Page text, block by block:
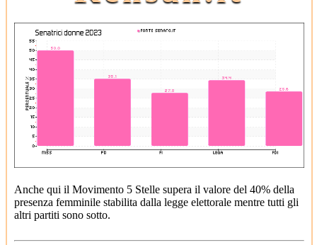
Anche qui il Movimento 5 Stelle supera il valore del 40% della
presenza femminile stabilita dalla legge elettorale mentre tutti gli
altri partiti sono sotto.